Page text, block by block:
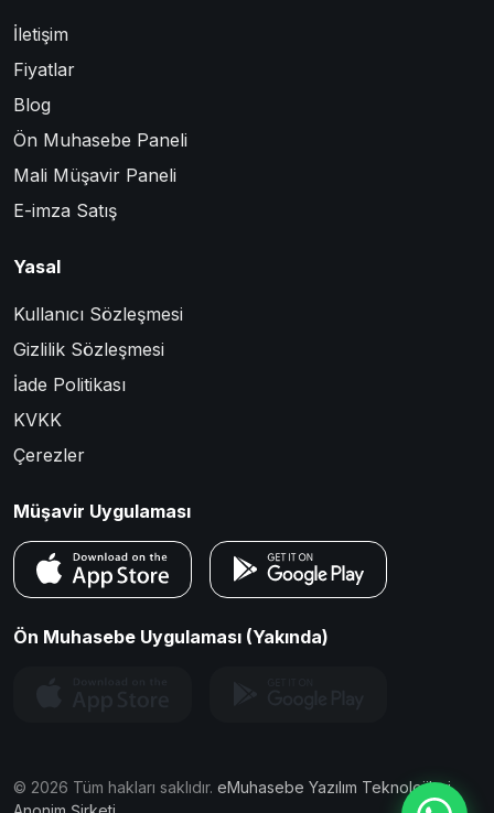
İletişim
Fiyatlar
Blog
Ön Muhasebe Paneli
Mali Müşavir Paneli
E-imza Satış
Yasal
Kullanıcı Sözleşmesi
Gizlilik Sözleşmesi
İade Politikası
KVKK
Çerezler
Müşavir Uygulaması
Ön Muhasebe Uygulaması (Yakında)
© 2026 Tüm hakları saklıdır. eMuhasebe Yazılım Teknolojileri